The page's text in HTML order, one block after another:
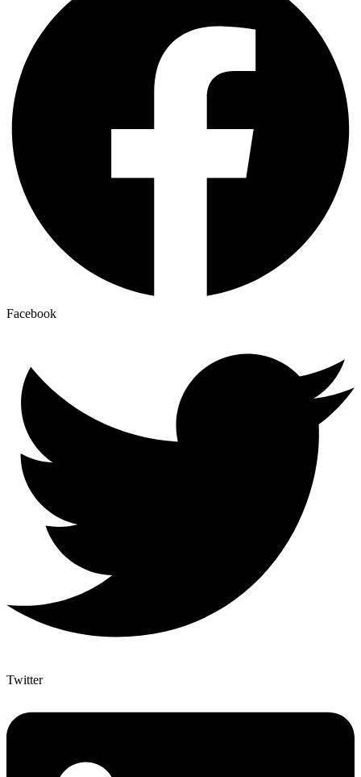
Facebook
Twitter